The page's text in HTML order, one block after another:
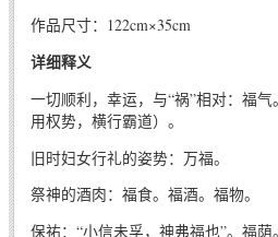
作品尺寸：122cm×35cm
详细释义
一切顺利，幸运，与“祸”相对：福
用权势，横行霸道）。
旧时妇女行礼的姿势：万福。
祭神的酒肉：福食。福酒。福物。
保祐：“小信未孚，神弗福也”。福荫